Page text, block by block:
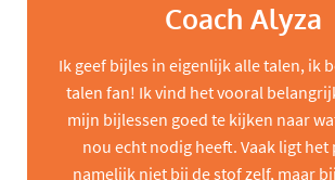
Coach Alyza
Ik geef bijles in eigenlijk alle talen, ik
talen fan! Ik vind het vooral
mijn bijlessen goed te kijken naar
nou echt nodig heeft. Vaak ligt het
namelijk niet bij de stof zelf, maar